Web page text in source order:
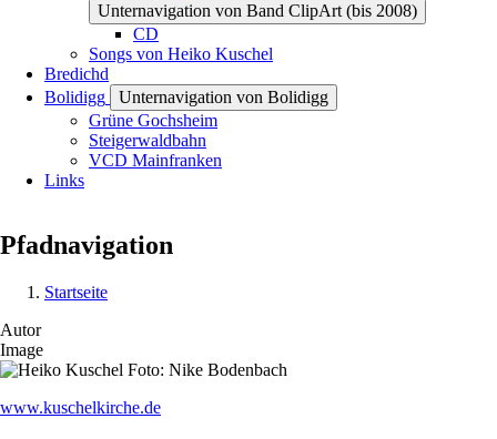
Unternavigation von Band ClipArt (bis 2008)
CD
Songs von Heiko Kuschel
Bredichd
Bolidigg
Unternavigation von Bolidigg
Grüne Gochsheim
Steigerwaldbahn
VCD Mainfranken
Links
Pfadnavigation
Startseite
Autor
Image
www.kuschelkirche.de